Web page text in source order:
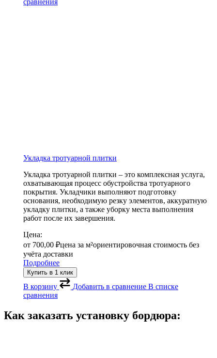
Укладка тротуарной плитки
Укладка тротуарной плитки – это комплексная услуга,
охватывающая процесс обустройства тротуарного
покрытия. Укладчики выполняют подготовку
основания, необходимую резку элементов, аккуратную
укладку плитки, а также уборку места выполнения
работ после их завершения.
Цена:
от 700,00 ₽цена за м²ориентировочная стоимость без
учёта доставки
Подробнее
Купить в 1 клик
В корзину Добавить в сравнение В списке
сравнения
Как заказать установку бордюра: